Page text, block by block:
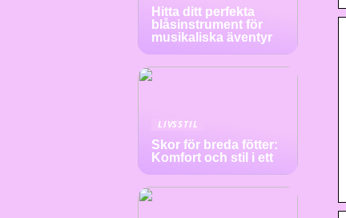
Hitta ditt perfekta
blåsinstrument för
musikaliska äventyr
LIVSSTIL
Skor för breda fötter:
Komfort och stil i ett